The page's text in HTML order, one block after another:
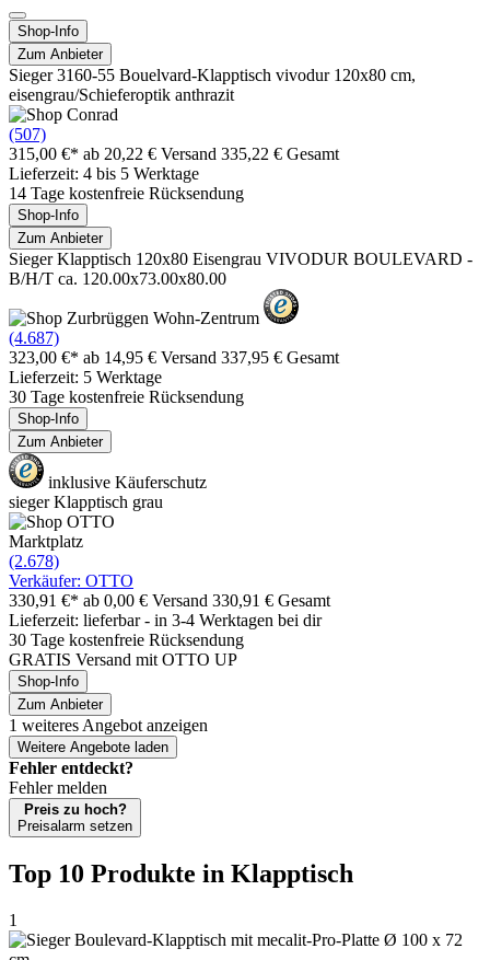
Shop-Info
Zum Anbieter
Sieger 3160-55 Bouelvard-Klapptisch vivodur 120x80 cm,
eisengrau/Schieferoptik anthrazit
(507)
315,00 €* ab 20,22 € Versand 335,22 € Gesamt
Lieferzeit: 4 bis 5 Werktage
14 Tage kostenfreie Rücksendung
Shop-Info
Zum Anbieter
Sieger Klapptisch 120x80 Eisengrau VIVODUR BOULEVARD -
B/H/T ca. 120.00x73.00x80.00
(4.687)
323,00 €* ab 14,95 € Versand 337,95 € Gesamt
Lieferzeit: 5 Werktage
30 Tage kostenfreie Rücksendung
Shop-Info
Zum Anbieter
inklusive Käuferschutz
sieger Klapptisch grau
Marktplatz
(2.678)
Verkäufer: OTTO
330,91 €* ab 0,00 € Versand 330,91 € Gesamt
Lieferzeit: lieferbar - in 3-4 Werktagen bei dir
30 Tage kostenfreie Rücksendung
GRATIS Versand mit OTTO UP
Shop-Info
Zum Anbieter
1 weiteres Angebot anzeigen
Weitere Angebote laden
Fehler entdeckt?
Fehler melden
Preis zu hoch?
Preisalarm setzen
Top 10 Produkte in Klapptisch
1